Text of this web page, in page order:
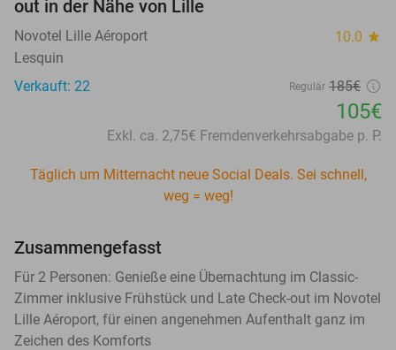
out in der Nähe von Lille
Novotel Lille Aéroport 10.0 star
Lesquin
Verkauft: 22
Regulär 185€
105€
Exkl. ca. 2,75€ Fremdenverkehrsabgabe p. P.
Täglich um Mitternacht neue Social Deals. Sei schnell,
weg = weg!
Zusammengefasst
Für 2 Personen: Genieße eine Übernachtung im Classic-
Zimmer inklusive Frühstück und Late Check-out im Novotel
Lille Aéroport, für einen angenehmen Aufenthalt ganz im
Zeichen des Komforts